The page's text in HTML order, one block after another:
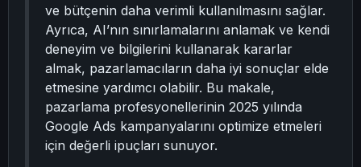
ve bütçenin daha verimli kullanılmasını sağlar.
Ayrıca, AI’nın sınırlamalarını anlamak ve kendi
deneyim ve bilgilerini kullanarak kararlar
almak, pazarlamacıların daha iyi sonuçlar elde
etmesine yardımcı olabilir. Bu makale,
pazarlama profesyonellerinin 2025 yılında
Google Ads kampanyalarını optimize etmeleri
için değerli ipuçları sunuyor.